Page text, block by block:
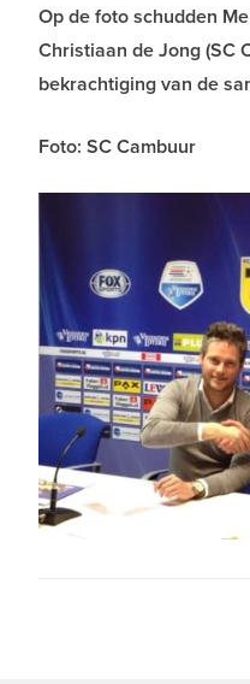
Op de foto schudden
Christiaan de Jong (SC
bekrachtiging van de
Foto: SC Cambuur